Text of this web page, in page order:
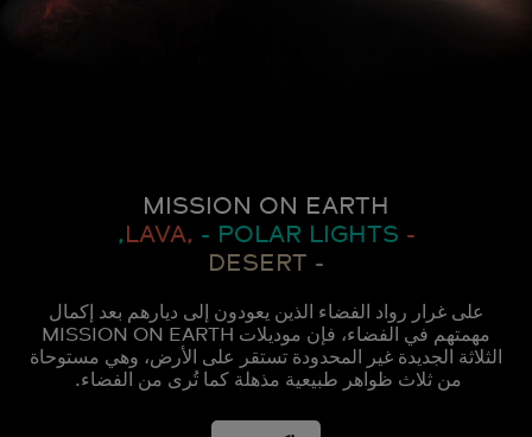
MISSION ON EARTH
- LAVA,
- POLAR LIGHTS,
- DESERT
على غرار رواد الفضاء الذين يعودون إلى ديارهم بعد إكمال
مهمتهم في الفضاء، فإن موديلات MISSION ON EARTH
الثلاثة الجديدة غير المحدودة تستقر على الأرض، وهي مستوحاة
من ثلاث ظواهر طبيعية مذهلة كما تُرى من الفضاء.